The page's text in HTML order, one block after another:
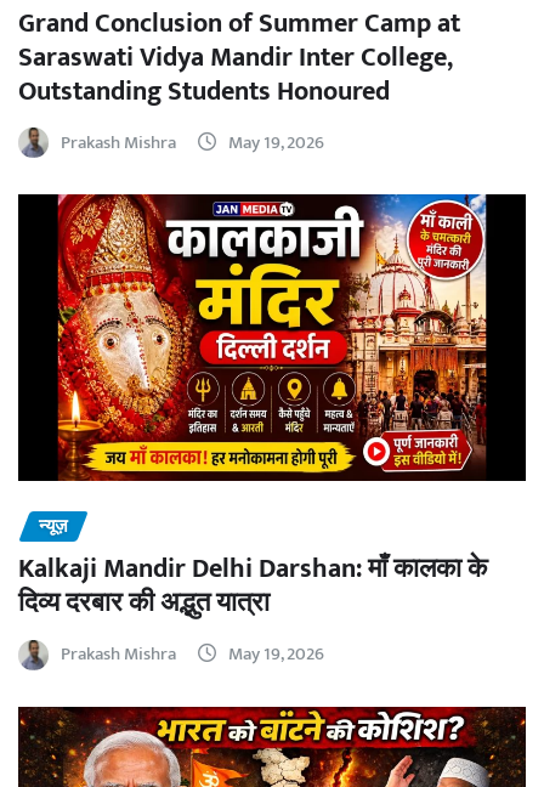
Grand Conclusion of Summer Camp at
Saraswati Vidya Mandir Inter College,
Outstanding Students Honoured
Prakash Mishra May 19, 2026
न्यूज़
Kalkaji Mandir Delhi Darshan: माँ कालका के
दिव्य दरबार की अद्भुत यात्रा
Prakash Mishra May 19, 2026